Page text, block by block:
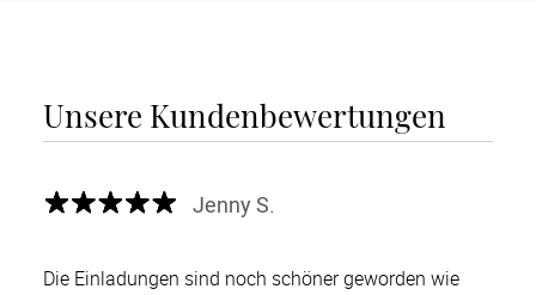
Unsere Kundenbewertungen
Jenny S.
Die Einladungen sind noch schöner geworden wie